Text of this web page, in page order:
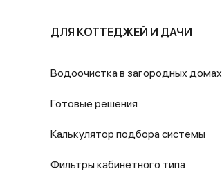
ДЛЯ КОТТЕДЖЕЙ И ДАЧИ
Водоочистка в загородных домах
Готовые решения
Калькулятор подбора системы
Фильтры кабинетного типа